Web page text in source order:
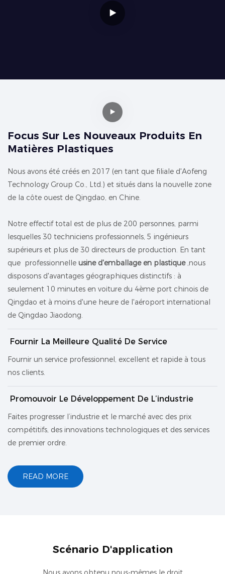
Focus Sur Les Nouveaux Produits En
Matières Plastiques
Nous avons été créés en 2017 (en tant que filiale d'Aofeng
Technology Group Co., Ltd.) et situés dans la nouvelle zone
de la côte ouest de Qingdao, en Chine.
Notre effectif total est de plus de 200 personnes, parmi
lesquelles 30 techniciens professionnels, 5 ingénieurs
supérieurs et plus de 30 directeurs de production. En tant
que professionnelle usine d'emballage en plastique ,nous
disposons d'avantages géographiques distinctifs : à
seulement 10 minutes en voiture du 4ème port chinois de
Qingdao et à moins d'une heure de l'aéroport international
de Qingdao Jiaodong.
Fournir La Meilleure Qualité De Service
Fournir un service professionnel, excellent et rapide à tous
nos clients.
Promouvoir Le Développement De L’industrie
Faites progresser l’industrie et le marché avec des prix
compétitifs, des innovations technologiques et des services
de premier ordre.
READ MORE
Scénario D'application